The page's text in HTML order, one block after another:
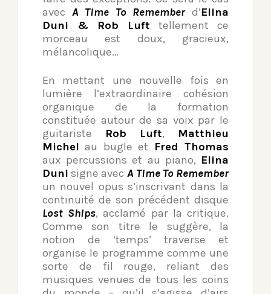
avec A Time To Rememberd’Elina
Duni & Rob Luft tellement ce
morceau est doux, gracieux,
mélancolique…
En mettant une nouvelle fois en
lumière l’extraordinaire cohésion
organique de la formation
constituée autour de sa voix par le
guitariste
Rob Luft, Matthieu
Michel au bugle et Fred Thomas
aux percussions et au piano, Elina
Duni signe avec A Time To Remember
un nouvel opus s’inscrivant dans la
continuité de son précédent disque
Lost Ships, acclamé par la critique.
Comme son titre le suggère, la
notion de ‘temps’ traverse et
organise le programme comme une
sorte de fil rouge, reliant des
musiques venues de tous les coins